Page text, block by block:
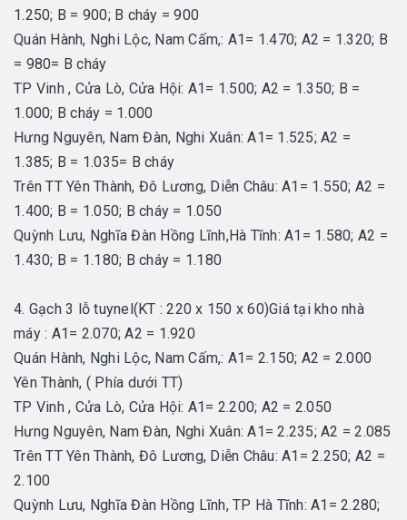
1.250; B = 900; B cháy = 900
Quán Hành, Nghi Lộc, Nam Cấm,: A1= 1.470; A2 = 1.320; B
= 980= B cháy
TP Vinh , Cửa Lò, Cửa Hội: A1= 1.500; A2 = 1.350; B =
1.000; B cháy = 1.000
Hưng Nguyên, Nam Đàn, Nghi Xuân: A1= 1.525; A2 =
1.385; B = 1.035= B cháy
Trên TT Yên Thành, Đô Lương, Diễn Châu: A1= 1.550; A2 =
1.400; B = 1.050; B cháy = 1.050
Quỳnh Lưu, Nghĩa Đàn Hồng Lĩnh,Hà Tĩnh: A1= 1.580; A2 =
1.430; B = 1.180; B cháy = 1.180
4. Gạch 3 lỗ tuynel(KT : 220 x 150 x 60)Giá tại kho nhà
máy : A1= 2.070; A2 = 1.920
Quán Hành, Nghi Lộc, Nam Cấm,: A1= 2.150; A2 = 2.000
Yên Thành, ( Phía dưới TT)
TP Vinh , Cửa Lò, Cửa Hội: A1= 2.200; A2 = 2.050
Hưng Nguyên, Nam Đàn, Nghi Xuân: A1= 2.235; A2 = 2.085
Trên TT Yên Thành, Đô Lương, Diễn Châu: A1= 2.250; A2 =
2.100
Quỳnh Lưu, Nghĩa Đàn Hồng Lĩnh, TP Hà Tĩnh: A1= 2.280;